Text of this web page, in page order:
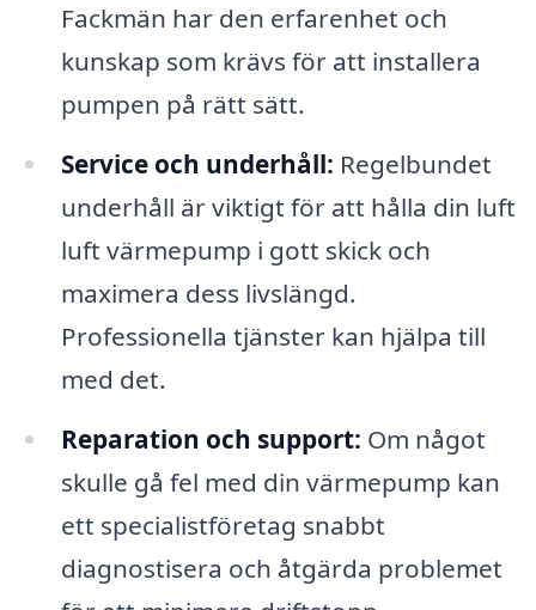
Fackmän har den erfarenhet och
kunskap som krävs för att installera
pumpen på rätt sätt.
Service och underhåll: Regelbundet
underhåll är viktigt för att hålla din luft
luft värmepump i gott skick och
maximera dess livslängd.
Professionella tjänster kan hjälpa till
med det.
Reparation och support: Om något
skulle gå fel med din värmepump kan
ett specialistföretag snabbt
diagnostisera och åtgärda problemet